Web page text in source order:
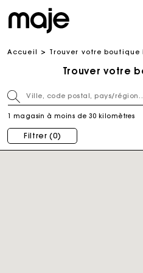
Accueil Trouver votre boutique
Trouver votre
1 magasin à moins de 30 kilomètres
Filtrer(0)